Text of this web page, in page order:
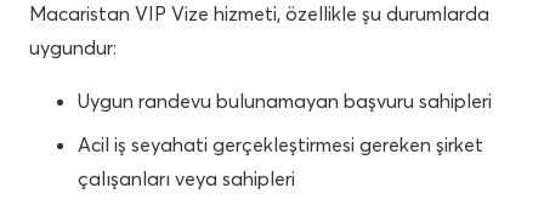
Macaristan VIP Vize hizmeti, özellikle şu durumlarda
uygundur:
Uygun randevu bulunamayan başvuru sahipleri
Acil iş seyahati gerçekleştirmesi gereken şirket
çalışanları veya sahipleri